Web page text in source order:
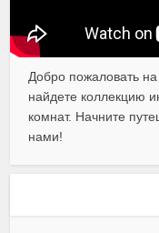
Добро пожаловать
найдете коллекцию
комнат. Начните
нами!